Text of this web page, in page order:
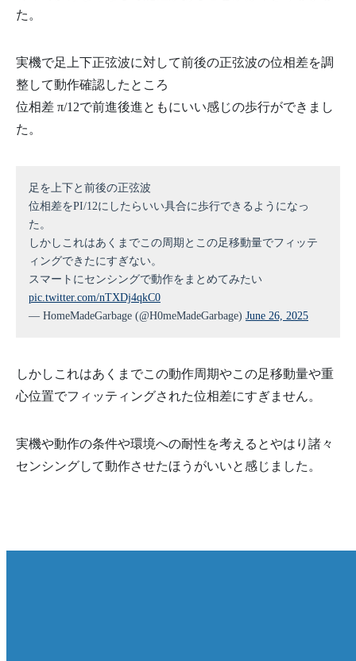
た。
実機で足上下正弦波に対して前後の正弦波の位相差を調
整して動作確認したところ
位相差 π/12で前進後進ともにいい感じの歩行ができまし
た。
足を上下と前後の正弦波
位相差をPI/12にしたらいい具合に歩行できるようになっ
た。
しかしこれはあくまでこの周期とこの足移動量でフィッテ
ィングできたにすぎない。
スマートにセンシングで動作をまとめてみたい
pic.twitter.com/nTXDj4qkC0
— HomeMadeGarbage (@H0meMadeGarbage) June 26, 2025
しかしこれはあくまでこの動作周期やこの足移動量や重
心位置でフィッティングされた位相差にすぎません。
実機や動作の条件や環境への耐性を考えるとやはり諸々
センシングして動作させたほうがいいと感じました。